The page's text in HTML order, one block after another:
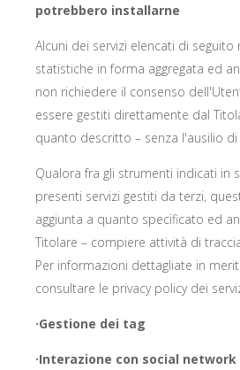
potrebbero installarne
Alcuni dei servizi elencati di seguito
statistiche in forma aggregata ed
non richiedere il consenso
essere gestiti direttamente dal
quanto descritto – senza l'ausilio di
Qualora fra gli strumenti indicati in
presenti servizi gestiti da terzi,
aggiunta a quanto specificato ed
Titolare – compiere attività di
Per informazioni dettagliate in
consultare le privacy policy dei
·Gestione dei tag
·Interazione con social